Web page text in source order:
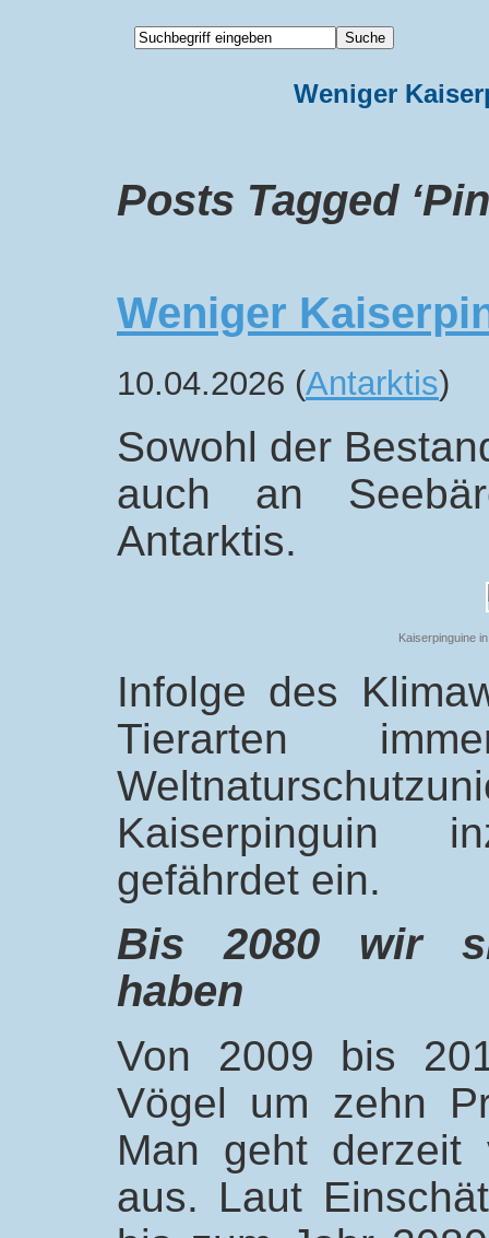
Weniger
Posts Tagged
Weniger
10.04.2026 (Antarktis)
Sowohl der
auch an
Antarktis.
Kaiserpinguine
Infolge des
Tierarten
Kaiserpinguin
gefährdet ein.
Bis 2080 wir
haben
Von 2009 bis
Vögel um zehn
Man geht derzeit
aus. Laut